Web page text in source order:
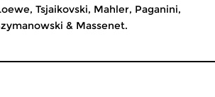
Tsjaikovski, Mahler, Paganini,
& Massenet.